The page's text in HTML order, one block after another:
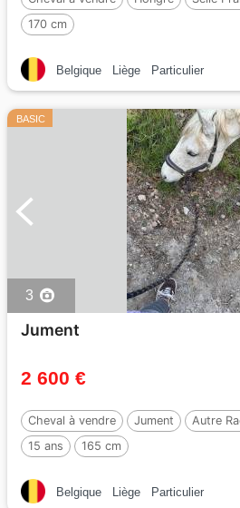
170 cm
Belgique Liège Particulier
BASIC
3
Jument
2 600 €
Cheval à vendre Jument Autre
15 ans
165 cm
Belgique Liège Particulier